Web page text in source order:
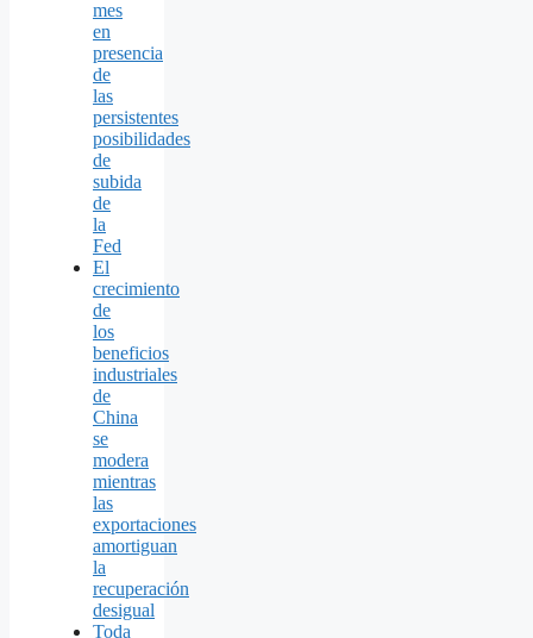
mes
en
presencia
de
las
persistentes
posibilidades
de
subida
de
la
Fed
El
crecimiento
de
los
beneficios
industriales
de
China
se
modera
mientras
las
exportaciones
amortiguan
la
recuperación
desigual
Toda